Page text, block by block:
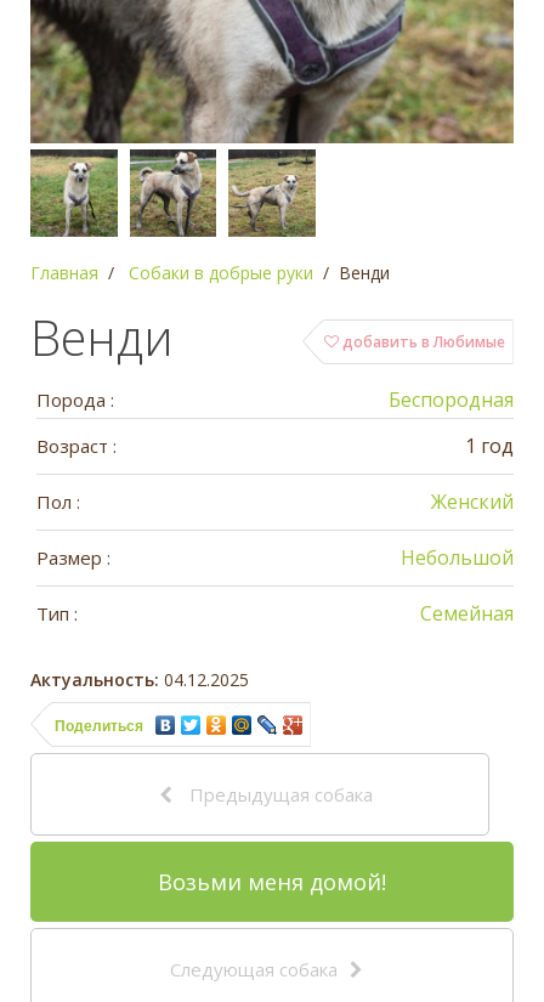
Главная Собаки в добрые руки Венди
добавить в Любимые
Венди
Порода : Беспородная
Возраст : 1 год
Пол : Женский
Размер : Небольшой
Тип : Семейная
Актуальность: 04.12.2025
Поделиться
Предыдущая собака
Возьми меня домой!
Следующая собака